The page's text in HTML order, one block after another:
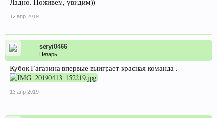
Ладно. Поживем, увидим))
12 апр 2019
seryi0466
Цезарь
Кубок Гагарина впервые выиграет красная команда .
13 апр 2019